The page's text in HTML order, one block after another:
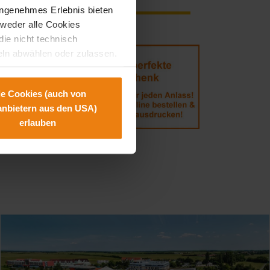
Erlebnis bieten
alle Cookies
nicht technisch
abwählen oder zulassen.
Ihrer Daten, Ihre
Cookies (auch von
aus den USA)
erlauben